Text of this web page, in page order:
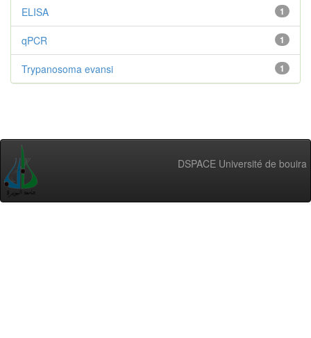
1
ELISA
1
qPCR
1
Trypanosoma evansi
DSPACE Université de bouira